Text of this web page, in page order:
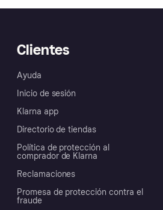
Clientes
Ayuda
Inicio de sesión
Klarna app
Directorio de tiendas
Política de protección al
comprador de Klarna
Reclamaciones
Promesa de protección contra el
fraude